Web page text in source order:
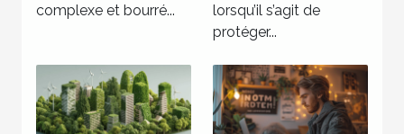
complexe et bourré...
lorsqu’il s’agit de
protéger...